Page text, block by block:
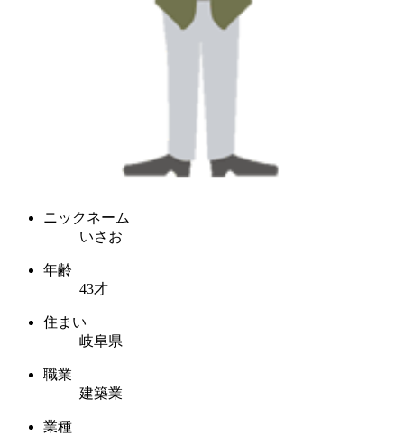
ニックネーム
いさお
年齢
43才
住まい
岐阜県
職業
建築業
業種